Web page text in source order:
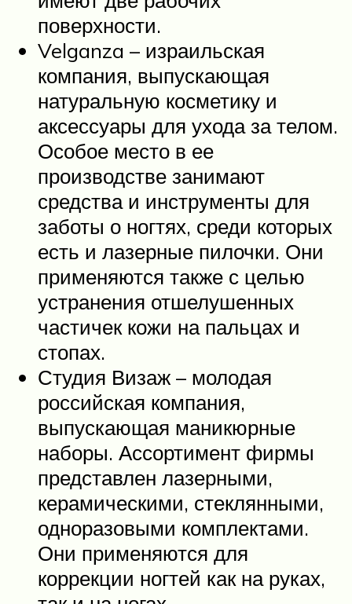
поверхности.
Velganza – израильская
компания, выпускающая
натуральную косметику и
аксессуары для ухода за телом.
Особое место в ее
производстве занимают
средства и инструменты для
заботы о ногтях, среди которых
есть и лазерные пилочки. Они
применяются также с целью
устранения отшелушенных
частичек кожи на пальцах и
стопах.
Студия Визаж – молодая
российская компания,
выпускающая маникюрные
наборы. Ассортимент фирмы
представлен лазерными,
керамическими, стеклянными,
одноразовыми комплектами.
Они применяются для
коррекции ногтей как на руках,